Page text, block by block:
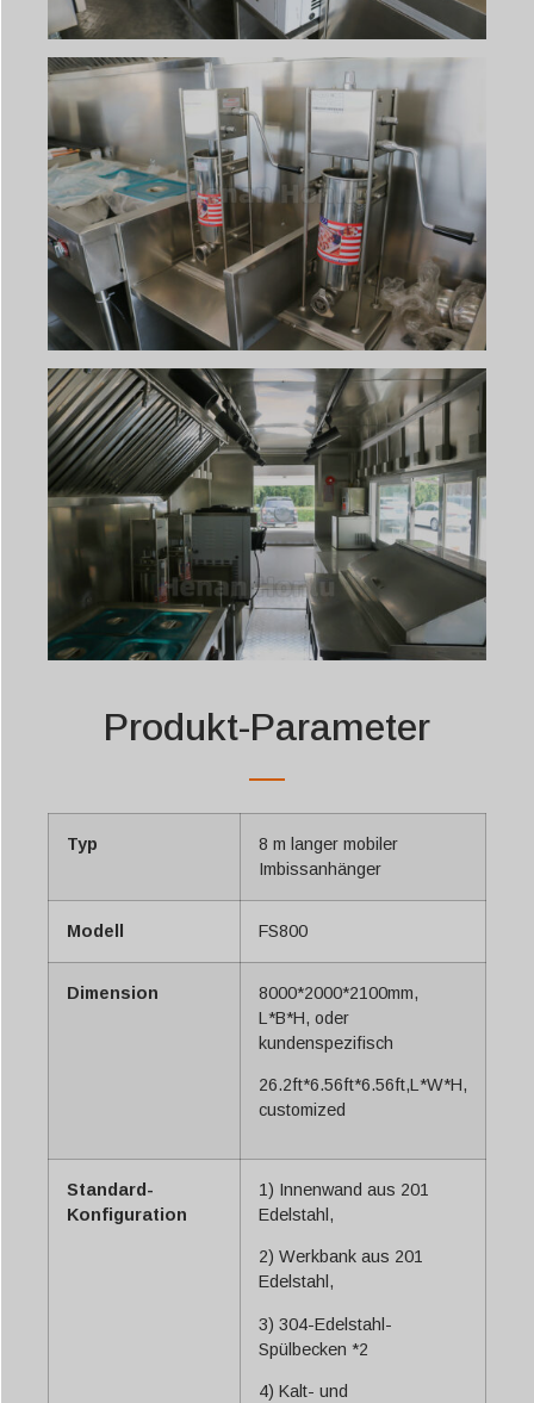
Produkt-Parameter
Typ
8 m langer mobiler
Imbissanhänger
Modell FS800
Dimension
8000*2000*2100mm,
L*B*H, oder
kundenspezifisch
26.2ft*6.56ft*6.56ft,L*W*H,
customized
Standard-
Konfiguration
1) Innenwand aus 201
Edelstahl,
2) Werkbank aus 201
Edelstahl,
3) 304-Edelstahl-
Spülbecken *2
4) Kalt- und